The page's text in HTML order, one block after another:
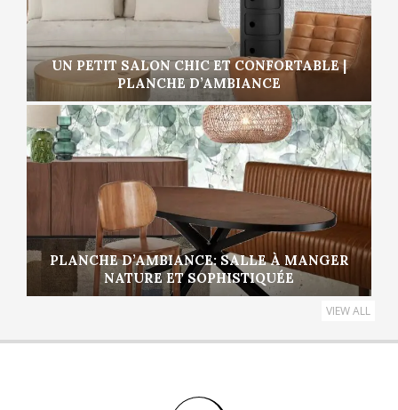
UN PETIT SALON CHIC ET CONFORTABLE |
PLANCHE D’AMBIANCE
PLANCHE D’AMBIANCE: SALLE À MANGER
NATURE ET SOPHISTIQUÉE
VIEW ALL